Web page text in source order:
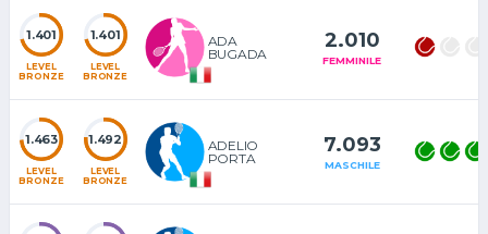
1.401
LEVEL
BRONZE
1.401
LEVEL
BRONZE
ADA
BUGADA
2.010
FEMMINILE
1.463
LEVEL
BRONZE
1.492
LEVEL
BRONZE
ADELIO
PORTA
7.093
MASCHILE